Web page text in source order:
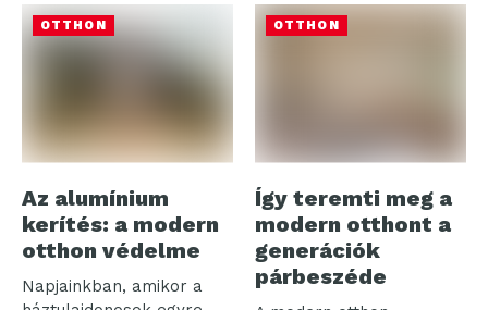
készletkezelő...
OTTHON
Az alumínium
kerítés: a modern
otthon védelme
Napjainkban, amikor a
OTTHON
Így teremti meg a
modern otthont a
generációk
párbeszéde